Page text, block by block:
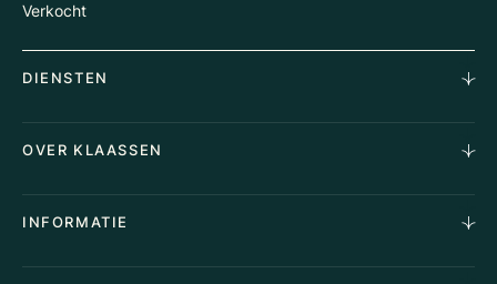
Verkocht
DIENSTEN
Aankoopopdracht
Stille verkoop
Taxaties
OVER KLAASSEN
Waarom Klaassen
INFORMATIE